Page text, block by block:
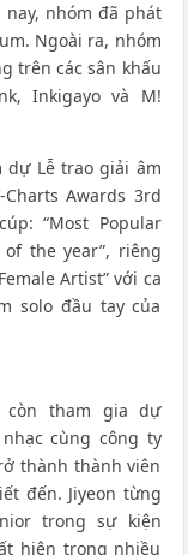
nhóm đã phát
Ngoài ra, nhóm
trên các sân khấu
Inkigayo và M!
dự Lễ trao giải âm
Awards 3rd
“Most Popular
of the year”, riêng
Artist” với ca
solo đầu tay của
còn tham gia dự
cùng công ty
thành thành viên
đến. Jiyeon từng
trong sự kiện
hiện trong nhiều